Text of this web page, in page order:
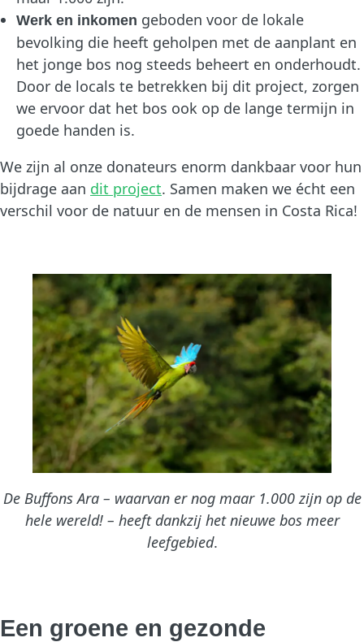
Werk en inkomen geboden voor de lokale
bevolking die heeft geholpen met de aanplant en
het jonge bos nog steeds beheert en onderhoudt.
Door de locals te betrekken bij dit project, zorgen
we ervoor dat het bos ook op de lange termijn in
goede handen is.
We zijn al onze donateurs enorm dankbaar voor hun
bijdrage aan dit project. Samen maken we écht een
verschil voor de natuur en de mensen in Costa Rica!
De Buffons Ara – waarvan er nog maar 1.000 zijn op de
hele wereld! – heeft dankzij het nieuwe bos meer
leefgebied.
Een groene en gezonde